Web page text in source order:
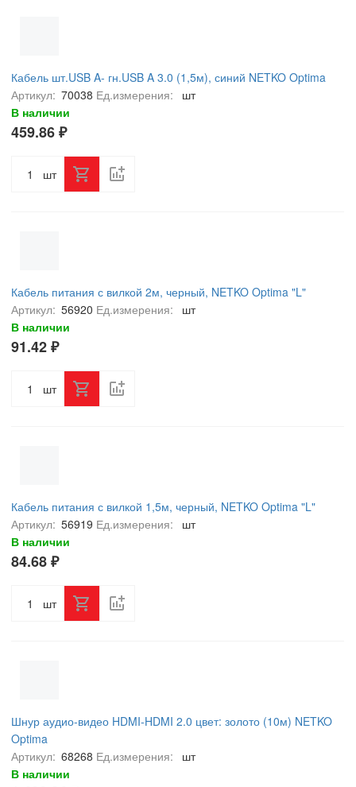
Кабель шт.USB A- гн.USB A 3.0 (1,5м), синий NETKO Optima
Артикул: 70038 Ед.измерения:
шт
В наличии
459.86 ₽
шт
Кабель питания с вилкой 2м, черный, NETKO Optima "L"
Артикул: 56920 Ед.измерения:
шт
В наличии
91.42 ₽
шт
Кабель питания с вилкой 1,5м, черный, NETKO Optima "L"
Артикул: 56919 Ед.измерения:
шт
В наличии
84.68 ₽
шт
Шнур аудио-видео HDMI-HDMI 2.0 цвет: золото (10м) NETKO
Optima
Артикул: 68268 Ед.измерения:
шт
В наличии